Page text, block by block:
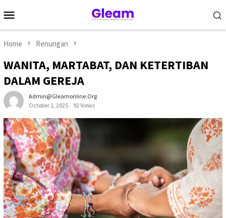
to
Menu
Home Renungan
WANITA, MARTABAT, DAN KETERTIBAN
DALAM GEREJA
Admin@gleamonline.org
October 1, 2025
92 Views